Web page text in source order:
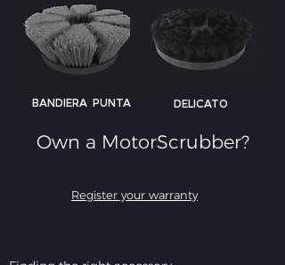
BANDIERA PUNTA DELICATO
Own a MotorScrubber?​
Register your warranty